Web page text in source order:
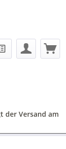
der Versand am